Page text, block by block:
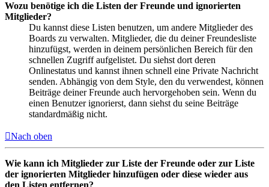
Wozu benötige ich die Listen der Freunde und ignorierten
Mitglieder?
Du kannst diese Listen benutzen, um andere Mitglieder des
Boards zu verwalten. Mitglieder, die du deiner Freundesliste
hinzufügst, werden in deinem persönlichen Bereich für den
schnellen Zugriff aufgelistet. Du siehst dort deren
Onlinestatus und kannst ihnen schnell eine Private Nachricht
senden. Abhängig von dem Style, den du verwendest, können
Beiträge deiner Freunde auch hervorgehoben sein. Wenn du
einen Benutzer ignorierst, dann siehst du seine Beiträge
standardmäßig nicht.
Nach oben
Wie kann ich Mitglieder zur Liste der Freunde oder zur Liste
der ignorierten Mitglieder hinzufügen oder diese wieder aus